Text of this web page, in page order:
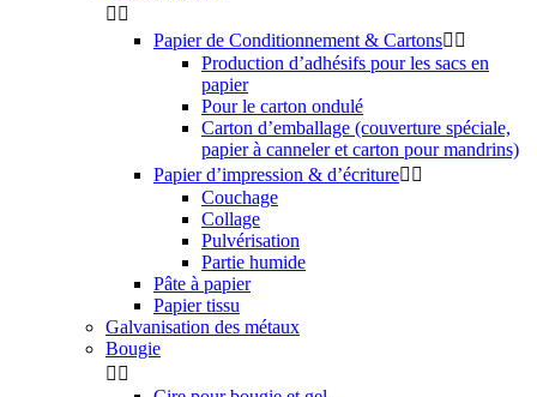
 
Papier de Conditionnement & Cartons 
Production d’adhésifs pour les sacs en
papier
Pour le carton ondulé
Carton d’emballage (couverture spéciale,
papier à canneler et carton pour mandrins)
Papier d’impression & d’écriture 
Couchage
Collage
Pulvérisation
Partie humide
Pâte à papier
Papier tissu
Galvanisation des métaux
Bougie
 